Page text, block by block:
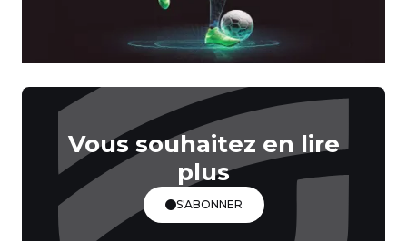
Vous souhaitez en lire
plus
S'ABONNER